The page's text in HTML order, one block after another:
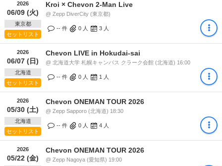
2026
06/09 (火)
東京都
セットリスト
Kroi × Chevon 2-Man Live
@ Zepp DiverCity (東京都)
-- 件 0 人 3 人
2026
06/07 (日)
北海道
セットリスト
Chevon LIVE in Hokudai-sai
@ 北海道大学 札幌キャンパス クラーク会館 (北海道) 16:00
-- 件 0 人 1 人
2026
05/30 (土)
北海道
セットリスト
Chevon ONEMAN TOUR 2026
@ Zepp Sapporo (北海道) 18:30
-- 件 0 人 4 人
2026
05/22 (金)
Chevon ONEMAN TOUR 2026
@ Zepp Nagoya (愛知県) 19:00